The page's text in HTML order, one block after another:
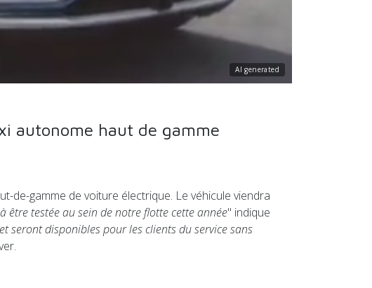
AI generated
autonome haut de gamme
de-gamme de voiture électrique. Le véhicule viendra
être testée au sein de notre flotte cette année" indique
seront disponibles pour les clients du service sans